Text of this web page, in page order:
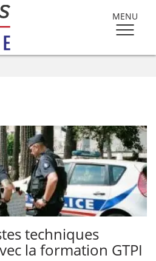
MENU
techniques
la formation GTPI